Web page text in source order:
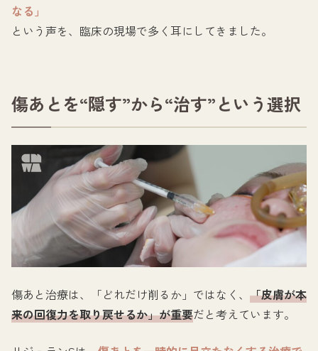
なる」
という声を、臨床の現場で多く耳にしてきました。
傷あとを“隠す”から“治す”という選択
傷あと治療は、「どれだけ削るか」ではなく、 「皮膚が本
来の回復力を取り戻せるか」が重要だと考えています。